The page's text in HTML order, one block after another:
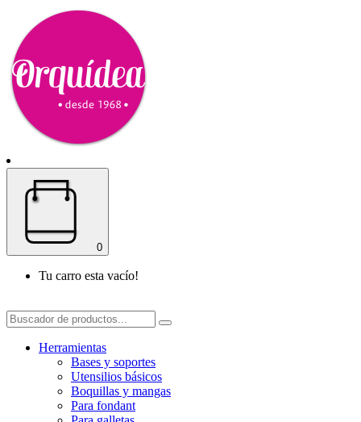
0
Tu carro esta vacío!
Herramientas
Bases y soportes
Utensilios básicos
Boquillas y mangas
Para fondant